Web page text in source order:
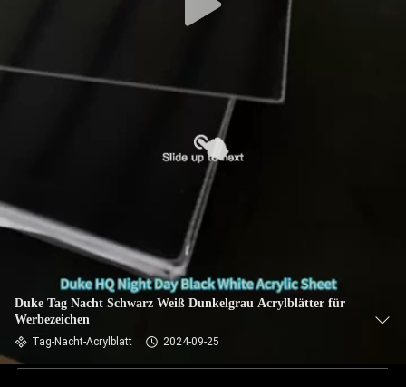
Duke Tag Nacht Schwarz Weiß Dunkelgrau Acrylblätter für
Werbezeichen
Tag-Nacht-Acrylblatt 2024-09-25